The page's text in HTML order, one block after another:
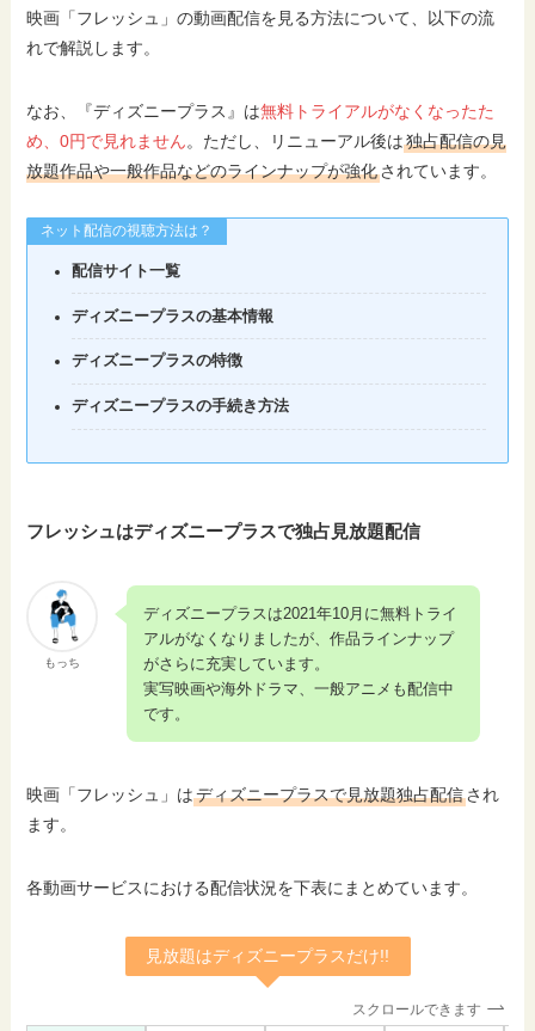
映画「フレッシュ」の動画配信を見る方法について、以下の流
れで解説します。
なお、『ディズニープラス』は無料トライアルがなくなったた
め、0円で見れません。ただし、リニューアル後は独占配信の見
放題作品や一般作品などのラインナップが強化されています。
ネット配信の視聴方法は？
配信サイト一覧
ディズニープラスの基本情報
ディズニープラスの特徴
ディズニープラスの手続き方法
フレッシュはディズニープラスで独占見放題配信
もっち
ディズニープラスは2021年10月に無料トライ
アルがなくなりましたが、作品ラインナップ
がさらに充実しています。
実写映画や海外ドラマ、一般アニメも配信中
です。
映画「フレッシュ」はディズニープラスで見放題独占配信され
ます。
各動画サービスにおける配信状況を下表にまとめています。
見放題はディズニープラスだけ!!
スクロールできます